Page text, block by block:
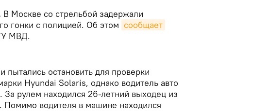
В Москве со стрельбой задержали
гонки с полицией. Об этом сообщает
МВД.
пытались остановить для проверки
Hyundai Solaris, однако водитель авто
За рулем находился 26-летний выходец из
Помимо водителя в машине находился